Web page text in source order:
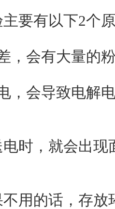
要有以下2个
，会有大量的
，会导致电解
时，就会出
用的话，存